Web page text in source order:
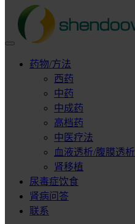
药物/方法
西药
中药
中成药
高档药
中医疗法
血液透析/腹膜透析
肾移植
尿毒症饮食
肾病问答
联系